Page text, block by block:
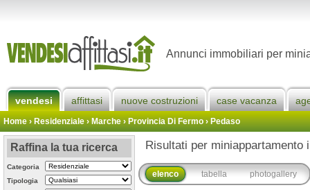
Annunci immobiliari per
vendesi affittasi nuove costruzioni case vacanza
Home› Residenziale › Marche ›Provincia Di Fermo›Pedaso
Raffina la tua ricerca
Categoria
Tipologia
Risultati per miniappartamento
elenco tabella photogallery